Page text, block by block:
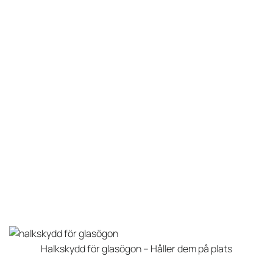
Halkskydd för glasögon – Håller dem på plats